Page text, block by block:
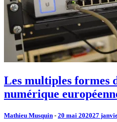
Les multiples formes
numérique
Mathieu Musquin - 20 mai 202027